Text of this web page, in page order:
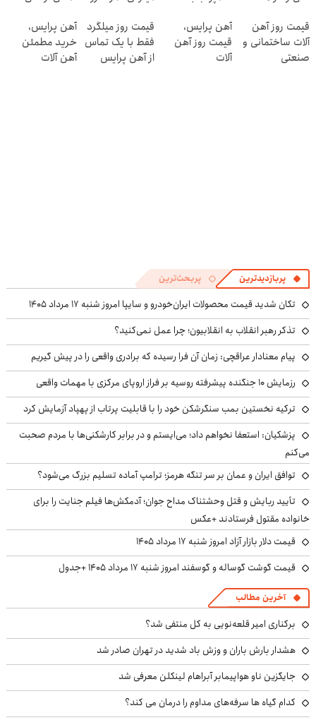
پوستی(هدیه)
کنی! 👈🏻
پرسش‌نامه
قیمت روز آهن
آلات ساختمانی و
صنعتی
آهن پرایس،
قیمت روز آهن
آلات
قیمت روز میلگرد
فقط با یک تماس
از آهن پرایس
آهن پرایس،
خرید مطمئن
آهن آلات
پربازدیدترین پربحث‌ترین
تکان شدید قیمت محصولات ایران‌خودرو و سایپا امروز شنبه ۱۷ مرداد ۱۴۰۵
تذکر رهبر انقلاب به انقلابیون؛ چرا عمل نمی‌کنید؟
پیام معنادار عراقچی: زمان آن فرا رسیده که برادری واقعی را در پیش گیریم
رزمایش ۱۰ جنگنده پیشرفته روسیه بر فراز اروپای مرکزی با مهمات واقعی
ترکیه نخستین بمب سنگرشکن خود را با قابلیت پرتاب از پهپاد آزمایش کرد
پزشکیان: استعفا نخواهم داد؛ می‌ایستم و در برابر کارشکنی‌ها با مردم صحبت
می‌کنم
توافق ایران و عمان بر سر تنگه هرمز؛ ترامپ آماده تسلیم بزرگ می‌شود؟
تأیید ربایش و قتل وحشتناک مداح جوان؛ آدمکش‌ها فیلم جنایت را برای
خانواده مقتول فرستادند +عکس
قیمت دلار بازار آزاد امروز شنبه ۱۷ مرداد ۱۴۰۵
قیمت گوشت گوساله و گوسفند امروز شنبه ۱۷ مرداد ۱۴۰۵ +جدول
آخرین مطالب
برکناری امیر قلعه‌نویی به کل منتفی شد؟
هشدار بارش باران و وزش باد شدید در تهران صادر شد
جایگزین ناو هواپیمابر آبراهام لینکلن معرفی شد
کدام گیاه ها سرفه‌های مداوم را درمان می کند؟